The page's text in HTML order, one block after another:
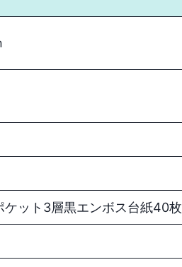
ット3層黒エンボス台紙40枚